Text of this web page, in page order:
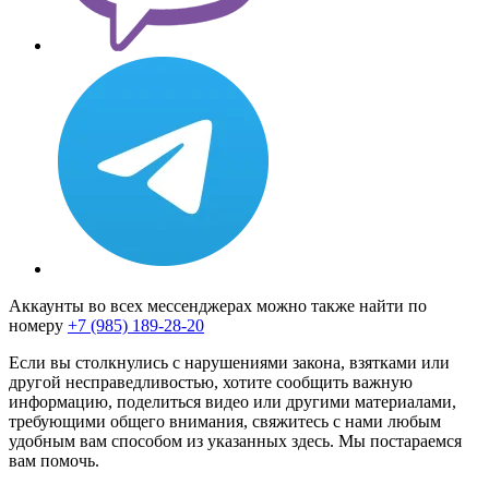
Аккаунты во всех мессенджерах можно также найти по
номеру +7 (985) 189-28-20
Если вы столкнулись с нарушениями закона, взятками или
другой несправедливостью, хотите сообщить важную
информацию, поделиться видео или другими материалами,
требующими общего внимания, свяжитесь с нами любым
удобным вам способом из указанных здесь. Мы постараемся
вам помочь.